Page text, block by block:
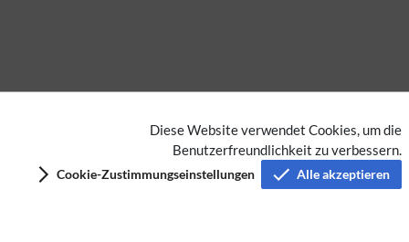
Diese Website verwendet Cookies, um die
Benutzerfreundlichkeit zu verbessern.
Cookie-Zustimmungseinstellungen Alle akzeptieren
Keine Kategorien vergeben